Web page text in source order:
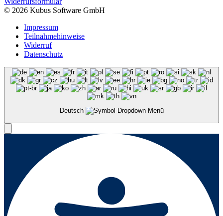
© 2026 Kubus Software GmbH
Impressum
Teilnahmehinweise
Widerruf
Datenschutz
Deutsch